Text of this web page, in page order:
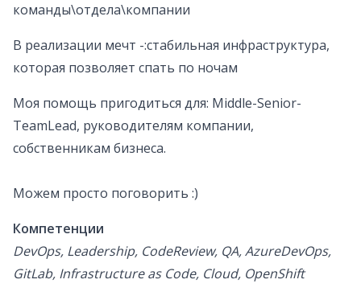
команды\отдела\компании
В реализации мечт -:стабильная инфраструктура,
которая позволяет спать по ночам
Моя помощь пригодиться для: Middle-Senior-
TeamLead, руководителям компании,
собственникам бизнеса.
Можем просто поговорить :)
Компетенции
DevOps, Leadership, CodeReview, QA, AzureDevOps,
GitLab, Infrastructure as Code, Cloud, OpenShift